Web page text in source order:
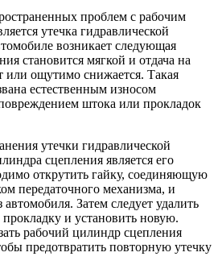
проблем с рабочим
утечка гидравлической
возникает следующая
становится мягкой и отдача на
или ощутимо снижается. Такая
естественным износом
штока или прокладок
утечки гидравлической
сцепления является его
открутить гайку, соединяющую
передаточного механизма, и
автомобиля. Затем следует удалить
и установить новую.
рабочий цилиндр сцепления
предотвратить повторную утечку